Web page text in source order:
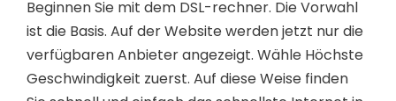
Beginnen Sie mit dem DSL-rechner. Die Vorwahl
ist die Basis. Auf der Website werden jetzt nur die
verfügbaren Anbieter angezeigt. Wähle Höchste
Geschwindigkeit zuerst. Auf diese Weise finden